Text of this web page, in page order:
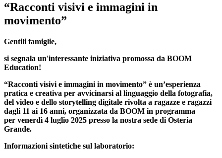
“Racconti visivi e immagini in
movimento”
Gentili famiglie,
si segnala un'interessante iniziativa promossa da BOOM
Education!
“Racconti visivi e immagini in movimento” è un’esperienza
pratica e creativa per avvicinarsi al linguaggio della fotografia,
del video e dello storytelling digitale rivolta a ragazze e ragazzi
dagli 11 ai 16 anni, organizzata da BOOM in programma
per venerdì 4 luglio 2025 presso la nostra sede di Osteria
Grande.
Informazioni sintetiche sul laboratorio: